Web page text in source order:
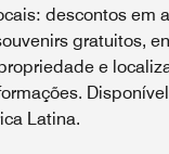
descontos em
gratuitos,
e
Latina.